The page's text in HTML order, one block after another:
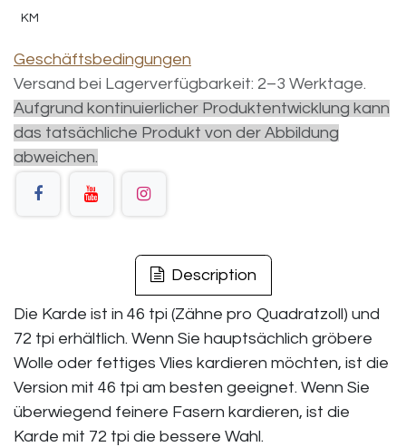
KM
Geschäftsbedingungen
Versand bei Lagerverfügbarkeit: 2–3 Werktage.
Aufgrund kontinuierlicher Produktentwicklung kann
das tatsächliche Produkt von der Abbildung
abweichen.
Description
Die Karde ist in 46 tpi (Zähne pro Quadratzoll) und
72 tpi erhältlich. Wenn Sie hauptsächlich gröbere
Wolle oder fettiges Vlies kardieren möchten, ist die
Version mit 46 tpi am besten geeignet. Wenn Sie
überwiegend feinere Fasern kardieren, ist die
Karde mit 72 tpi die bessere Wahl.